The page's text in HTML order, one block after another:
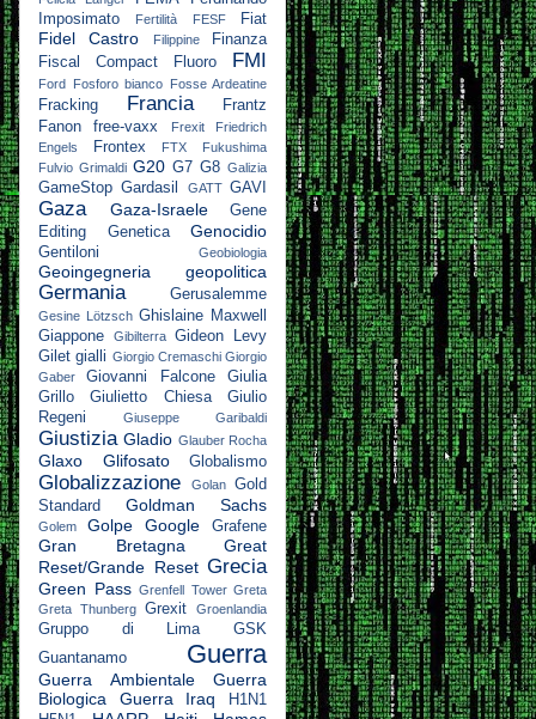
Imposimato
Fertilità FESF Fiat
Fidel Castro Filippine
Finanza
Fiscal Compact
Fluoro FMI
Ford Fosforo bianco Fosse Ardeatine
Fracking Francia
Frantz
Fanon
free-vaxx Frexit
Friedrich
Engels
Frontex FTX
Fukushima
Fulvio Grimaldi G20 G7 G8 Galizia
GameStop Gardasil GATT GAVI
Gaza Gaza-Israele
Gene
Editing
Genetica Genocidio
Gentiloni Geobiologia
Geoingegneria geopolitica
Germania Gerusalemme
Gesine Lötzsch Ghislaine Maxwell
Giappone
Gibilterra Gideon Levy
Gilet gialli Giorgio Cremaschi Giorgio
Gaber
Giovanni Falcone
Giulia
Grillo
Giulietto Chiesa
Giulio
Regeni
Giuseppe Garibaldi
Giustizia Gladio Glauber Rocha
Glaxo Glifosato Globalismo
Globalizzazione Golan Gold
Standard
Goldman Sachs
Golem Golpe Google Grafene
Gran Bretagna
Great
Reset/Grande Reset Grecia
Green Pass Grenfell Tower Greta
Greta Thunberg Grexit Groenlandia
Gruppo di Lima
GSK
Guantanamo
Guerra
Guerra Ambientale
Guerra
Biologica
Guerra Iraq
H1N1